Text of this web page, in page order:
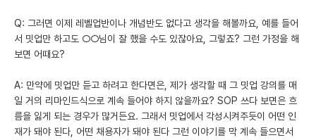
Q: 그러면 이제 레벨업반이나 개념반도 없다고 생각을 해볼까요, 예를 들어
서 밋업만 하고도 ○○님이 잘 했을 수도 있잖아요, 그렇죠? 그런 가정을 해
보면 어때요?
A: 만약에 밋업만 듣고 하려고 한다면은, 제가 생각할 때 그 밋업 강의를 매
일 거의 리마인드식으로 계속 들어야 하지 않을까요? SOP 쓰다 보면은 흐
름을 잃게 되는 경우가 많거든요. 그래서 밋업에서 각성시켜주듯이 어떤 인
재가 돼야 된다, 어떤 채용자가 돼야 된다 그런 이야기를 막 계속 들으면서